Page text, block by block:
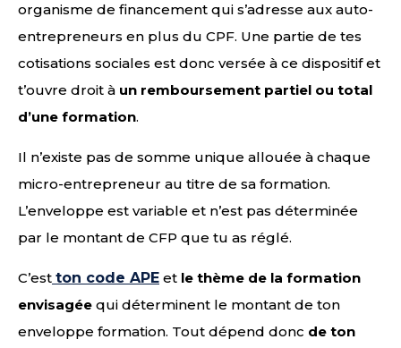
organisme de financement qui s’adresse aux auto-
entrepreneurs en plus du CPF. Une partie de tes
cotisations sociales est donc versée à ce dispositif et
t’ouvre droit à un remboursement partiel ou total
d’une formation.
Il n’existe pas de somme unique allouée à chaque
micro-entrepreneur au titre de sa formation.
L’enveloppe est variable et n’est pas déterminée
par le montant de CFP que tu as réglé.
C’est ton code APE et le thème de la formation
envisagée qui déterminent le montant de ton
enveloppe formation. Tout dépend donc de ton